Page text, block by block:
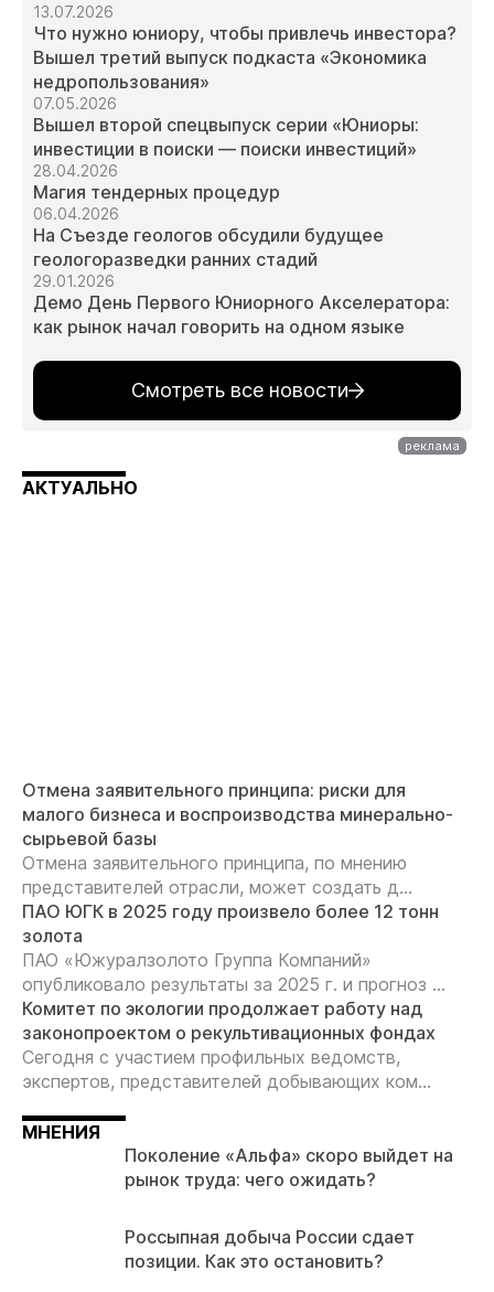
13.07.2026
Что нужно юниору, чтобы привлечь инвестора?
Вышел третий выпуск подкаста «Экономика
недропользования»
07.05.2026
Вышел второй спецвыпуск серии «Юниоры:
инвестиции в поиски — поиски инвестиций»
28.04.2026
Магия тендерных процедур
06.04.2026
На Съезде геологов обсудили будущее
геологоразведки ранних стадий
29.01.2026
Демо День Первого Юниорного Акселератора:
как рынок начал говорить на одном языке
Смотреть все новости
АКТУАЛЬНО
Отмена заявительного принципа: риски для
малого бизнеса и воспроизводства минерально-
сырьевой базы
Отмена заявительного принципа, по мнению
представителей отрасли, может создать д...
ПАО ЮГК в 2025 году произвело более 12 тонн
золота
ПАО «Южуралзолото Группа Компаний»
опубликовало результаты за 2025 г. и прогноз ...
Комитет по экологии продолжает работу над
законопроектом о рекультивационных фондах
Сегодня с участием профильных ведомств,
экспертов, представителей добывающих ком...
МНЕНИЯ
Поколение «Альфа» скоро выйдет на
рынок труда: чего ожидать?
Россыпная добыча России сдает
позиции. Как это остановить?